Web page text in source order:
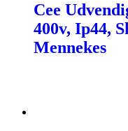
Cee
400v, Ip44,
Mennekes